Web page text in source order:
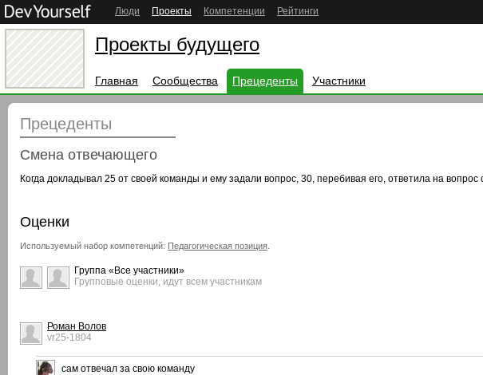
Люди Проекты Компетенции Рейтинги
Проекты будущего
Главная Сообщества Прецеденты Участники
Прецеденты
Смена отвечающего
Когда докладывал 25 от своей команды и ему задали вопрос, 30, перебивая его, ответила на вопрос
Оценки
Используемый набор компетенций: Педагогическая позиция
Группа «Все участники»
Групповые оценки, идут всем участникам
Роман Волов
vr25-1804
сам отвечал за свою команду